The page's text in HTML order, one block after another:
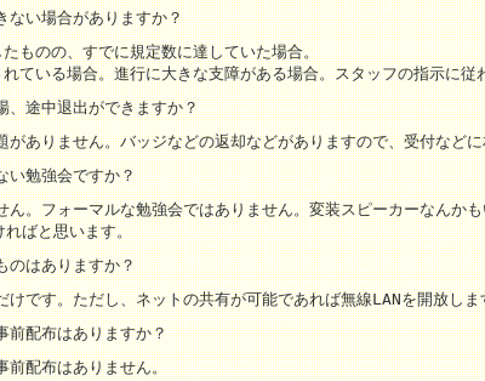
ない場合がありますか？
ものの、すでに規定数に達していた場合。
ている場合。進行に大きな支障がある場合。スタッフの指示に
、途中退出ができますか？
がありません。バッジなどの返却などがありますので、受付など
い勉強会ですか？
ん。フォーマルな勉強会ではありません。変装スピーカーなんか
ればと思います。
のはありますか？
けです。ただし、ネットの共有が可能であれば無線LANを開放し
前配布はありますか？
前配布はありません。